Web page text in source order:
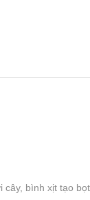
bình xịt tạo